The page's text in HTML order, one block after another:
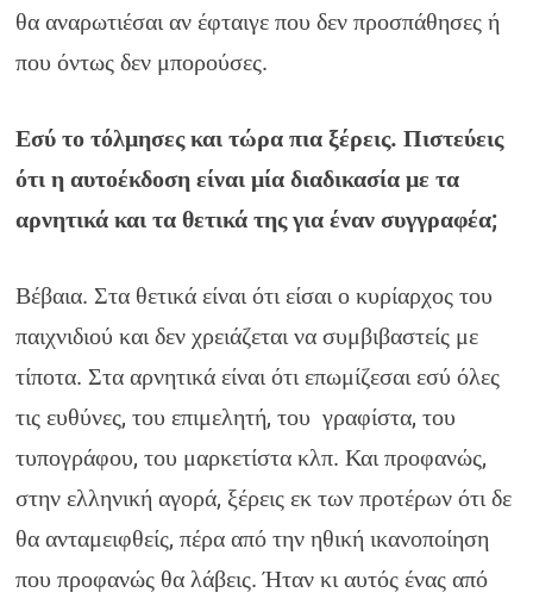
θα αναρωτιέσαι αν έφταιγε που δεν προσπάθησες ή
που όντως δεν μπορούσες.
Εσύ το τόλμησες και τώρα πια ξέρεις. Πιστεύεις
ότι η αυτοέκδοση είναι μία διαδικασία με τα
αρνητικά και τα θετικά της για έναν συγγραφέα;
Βέβαια. Στα θετικά είναι ότι είσαι ο κυρίαρχος του
παιχνιδιού και δεν χρειάζεται να συμβιβαστείς με
τίποτα. Στα αρνητικά είναι ότι επωμίζεσαι εσύ όλες
τις ευθύνες, του επιμελητή, του γραφίστα, του
τυπογράφου, του μαρκετίστα κλπ. Και προφανώς,
στην ελληνική αγορά, ξέρεις εκ των προτέρων ότι δε
θα ανταμειφθείς, πέρα από την ηθική ικανοποίηση
που προφανώς θα λάβεις. Ήταν κι αυτός ένας από